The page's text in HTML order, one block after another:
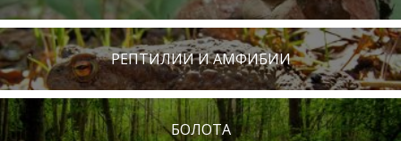
РЕПТИЛИИ И АМФИБИИ
БОЛОТА